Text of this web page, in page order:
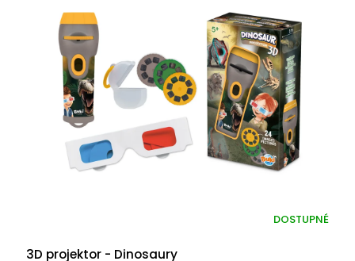
3D projektor - Dinosaury
DOSTUPNÉ